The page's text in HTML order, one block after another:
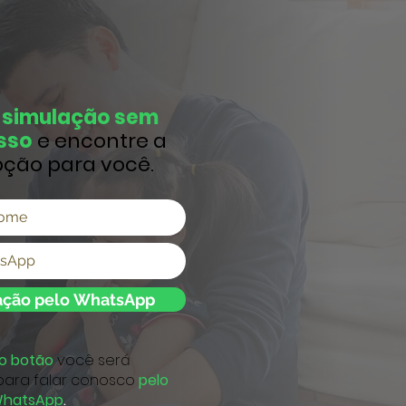
simulação sem
e encontre a
para você.
pelo WhatsApp
botãovocê será
falar conosco pelo
.